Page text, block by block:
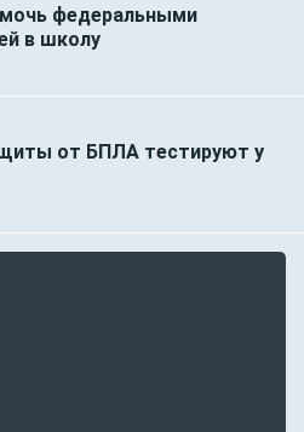
федеральными
в школу
от БПЛА тестируют у